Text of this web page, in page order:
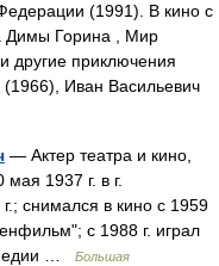
(1991). В кино с
Димы Горина , Мир
приключения
Иван Васильевич
— Актер театра и кино,
1937 г. в г.
снимался в кино с 1959
с 1988 г. играл
…
Большая